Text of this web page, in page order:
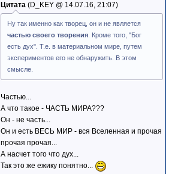
Цитата D_KEY @ 14.07.16, 21:07
Ну так именно как творец, он и не является
частью своего творения . Кроме того, "Бог
есть дух". Т.е. в материальном мире, путем
экспериментов его не обнаружить. В этом
смысле.
Частью...
А что такое - ЧАСТЬ МИРА???
Он - не часть...
Он и есть ВЕСЬ МИР - вся Вселенная и прочая
прочая прочая...
А насчет того что дух...
Так это же ежику понятно...